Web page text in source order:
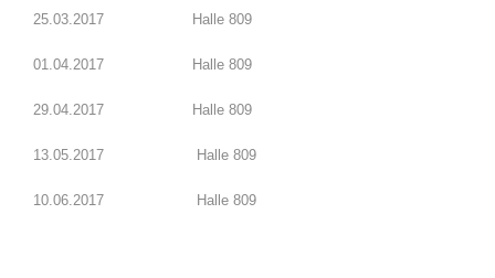
25.03.2017 Halle 809
01.04.2017 Halle 809
29.04.2017 Halle 809
13.05.2017 Halle 809
10.06.2017 Halle 809